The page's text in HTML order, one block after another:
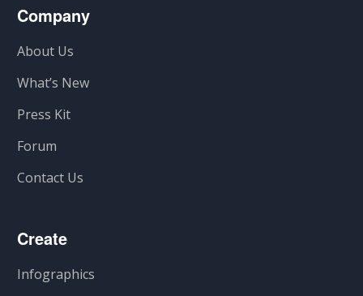
Company
About Us
What’s New
Press Kit
Forum
Contact Us
Create
Infographics